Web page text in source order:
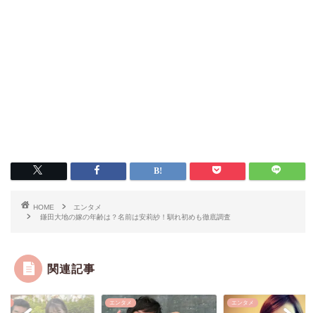
HOME
エンタメ
鎌田大地の嫁の年齢は？名前は安莉紗！馴れ初めも徹底調査
関連記事
エンタメ エンタメ